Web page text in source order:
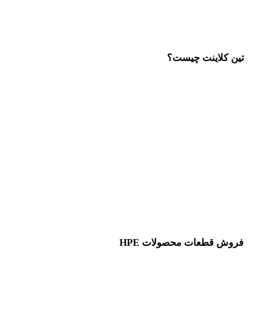
تین کلاینت چیست؟
فروش قطعات محصولات HPE